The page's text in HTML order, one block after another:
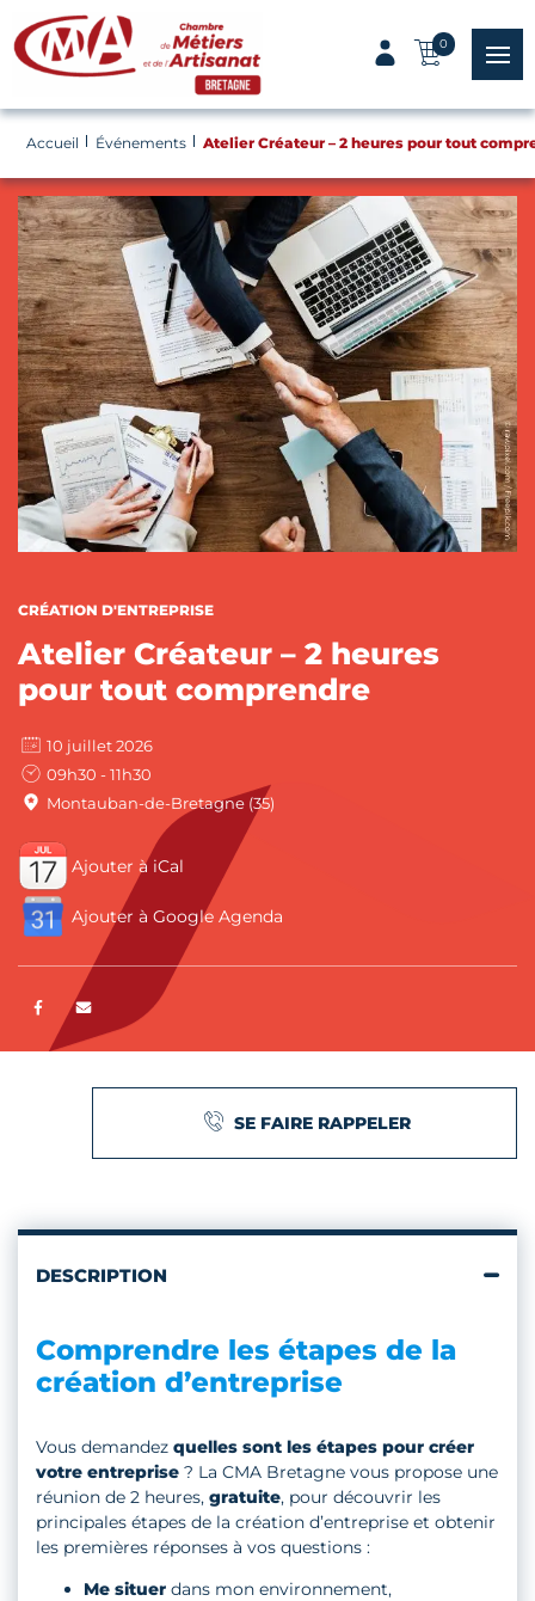
Panneau de gestion des cookies
0
menu
Accueil Événements Atelier Créateur – 2 heures pour tout
CATÉGORIES :
CRÉATION D'ENTREPRISE
Atelier Créateur – 2 heures
pour tout comprendre
10 juillet 2026
09h30 - 11h30
Montauban-de-Bretagne (35)
Ajouter à iCal
Ajouter à Google Agenda
Partager sur Facebook
ENVOYER PAR E-MAIL
SE FAIRE RAPPELER
DESCRIPTION
Comprendre les étapes de la
création d’entreprise
Vous demandez quelles sont les étapes pour créer
votre entreprise ? La CMA Bretagne vous propose une
réunion de 2 heures, gratuite, pour découvrir les
principales étapes de la création d’entreprise et obtenir
les premières réponses à vos questions :
Me situer dans mon environnement,